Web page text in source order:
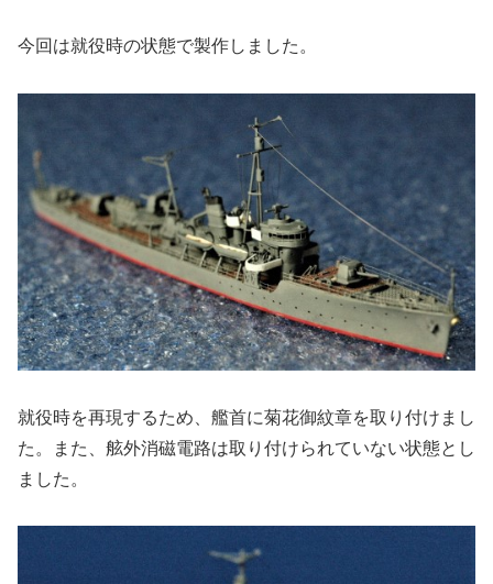
今回は就役時の状態で製作しました。
就役時を再現するため、艦首に菊花御紋章を取り付けまし
た。また、舷外消磁電路は取り付けられていない状態とし
ました。